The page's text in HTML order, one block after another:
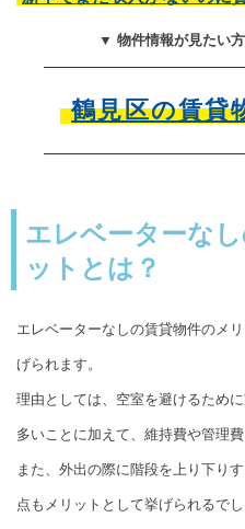
▼ 物件情報が見たい
鶴見区の賃貸
エレベーターな
ットとは？
エレベーターなしの賃貸物件のメ
げられます。
理由としては、空室を避けるため
多いことに加えて、維持費や管理費
また、外出の際に階段を上り下り
点もメリットとして挙げられるでし